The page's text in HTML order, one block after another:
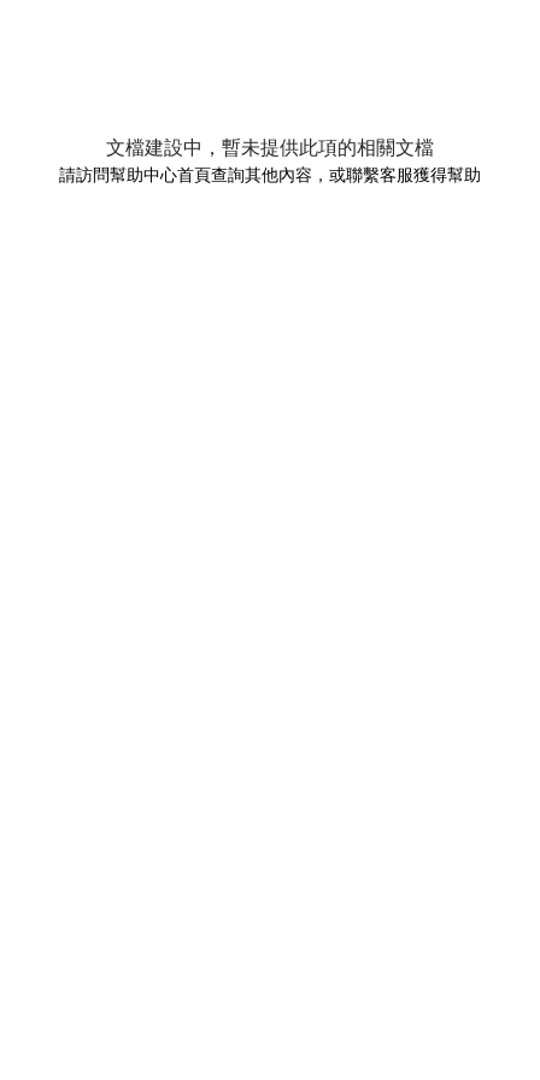
文檔建設中，暫未提供此項的相關文檔
請訪問幫助中心首頁查詢其他內容，或聯繫客服獲得幫助